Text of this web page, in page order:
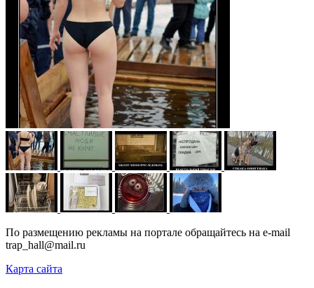
По размещению рекламы на портале обращайтесь на e-mail
trap_hall@mail.ru
Карта сайта